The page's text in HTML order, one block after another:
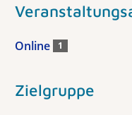
Online 1
Zielgruppe